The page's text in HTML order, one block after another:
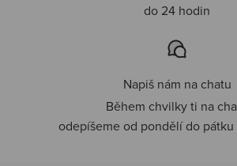
do 24 hodin
Napiš nám na chatu
Během chvilky ti na
odepíšeme od pondělí do pátku